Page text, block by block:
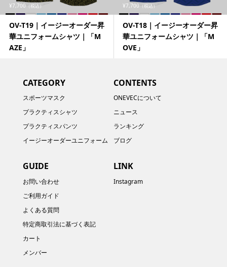
¥7,700 （税込）
OV-T19｜イージーオーダー昇
華ユニフォームシャツ｜「M
AZE」
¥7,700 （税込）
OV-T18｜イージーオーダー昇
華ユニフォームシャツ｜「M
OVE」
CATEGORY
スポーツマスク
プラクティスシャツ
プラクティスパンツ
イージーオーダーユニフォーム
CONTENTS
ONEVECについて
ニュース
ランキング
ブログ
GUIDE
お問い合わせ
ご利用ガイド
よくある質問
特定商取引法に基づく表記
カート
メンバー
LINK
Instagram